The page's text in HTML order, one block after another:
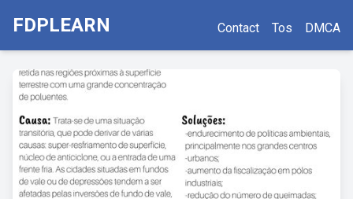
FDPLEARN Contact Tos DMCA